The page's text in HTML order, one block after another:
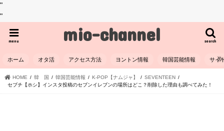
"
"
mio-channel search
menu
ホーム オタ活 アクセス方法 ヨントン情報 韓国芸能情報 サイ
HOME 韓 国 韓国芸能情報 K-POP【ナムジャ】
SEVENTEEN
セブチ【ホシ】インスタ投稿のセブンイレブンの場所はどこ？削除した理由も調べてみた！